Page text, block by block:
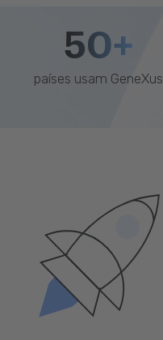
50+
países usam GeneXus